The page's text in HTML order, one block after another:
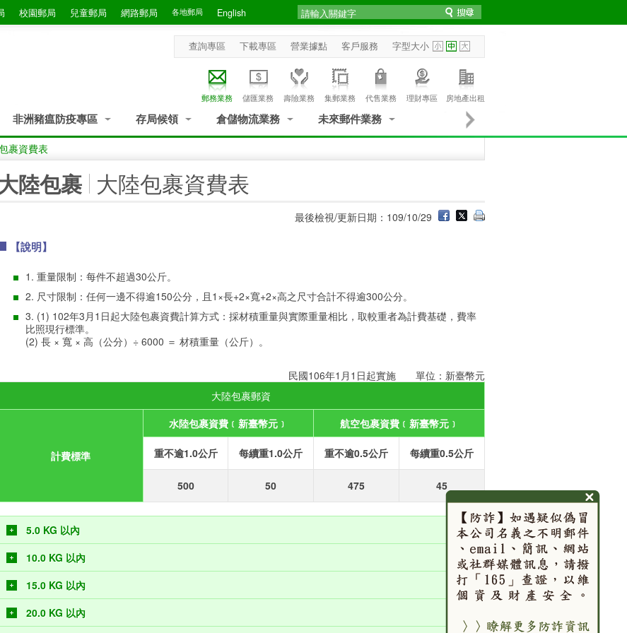
校園郵局 兒童郵局 網路郵局 各地郵局 English
查詢專區 下載專區 營業據點 客戶服務 字型大小
郵務業務 儲匯業務 壽險業務 集郵業務 代售業務 理財專區 房地產出租
非洲豬瘟防疫專區 存局候領 倉儲物流業務 未來郵件業務
裹資費表
陸包裹 大陸包裹資費表
最後檢視/更新日期：109/10/29
【說明】
1. 重量限制：每件不超過30公斤。
2. 尺寸限制：任何一邊不得逾150公分，且1×長+2×寬+2×高之尺寸合計不得逾300公分。
3. (1) 102年3月1日起大陸包裹資費計算方式：採材積重量與實際重量相比，取較重者為計費基礎，費率
比照現行標準。
(2) 長 × 寬 × 高（公分）÷ 6000 ＝ 材積重量（公斤）。
民國106年1月1日起實施 單位：新臺幣元
大陸包裹郵資
計費標準
水陸包裹資費﹝新臺幣元﹞ 航空包裹資費﹝新臺幣元﹞
重不逾1.0公斤 每續重1.0公斤 重不逾0.5公斤 每續重0.5公斤
500 50 475 45
5.0 KG 以內
10.0 KG 以內
15.0 KG 以內
20.0 KG 以內